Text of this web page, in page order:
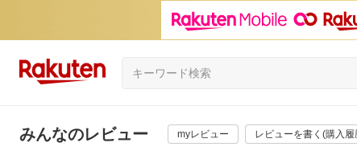
みんなのレビュー myレビュー レビューを書く(購入履